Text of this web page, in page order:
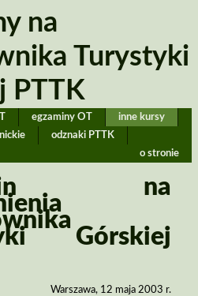
na
Turystyki
PTTK
egzaminy OT
inne kursy
odznaki PTTK
o stronie
na
Górskiej
Warszawa, 12 maja 2003 r.